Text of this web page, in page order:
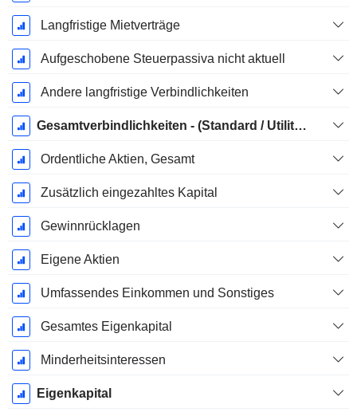
Langfristige Mietverträge
Aufgeschobene Steuerpassiva nicht aktuell
Andere langfristige Verbindlichkeiten
Gesamtverbindlichkeiten - (Standard / Utility Vorlage)
Ordentliche Aktien, Gesamt
Zusätzlich eingezahltes Kapital
Gewinnrücklagen
Eigene Aktien
Umfassendes Einkommen und Sonstiges
Gesamtes Eigenkapital
Minderheitsinteressen
Eigenkapital